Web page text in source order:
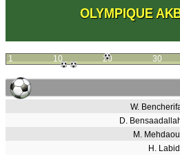
OLYMPIQUE
1 10 20 30
W.
D.
M.
H.